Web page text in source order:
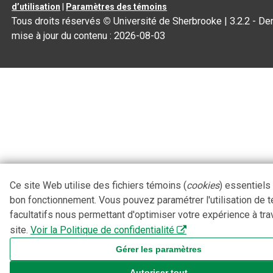
d’utilisation
Paramètres des témoins
Tous droits réservés © Université de Sherbrooke |3.2.2 -
mise à jour du contenu :2026-08-03
Ce site Web utilise des fichiers témoins (cookies) essentiels
bon fonctionnement. Vous pouvez paramétrer l'utilisation de
facultatifs nous permettant d'optimiser votre expérience à
site. Voir la Politique de confidentialité
Gérer les paramètres